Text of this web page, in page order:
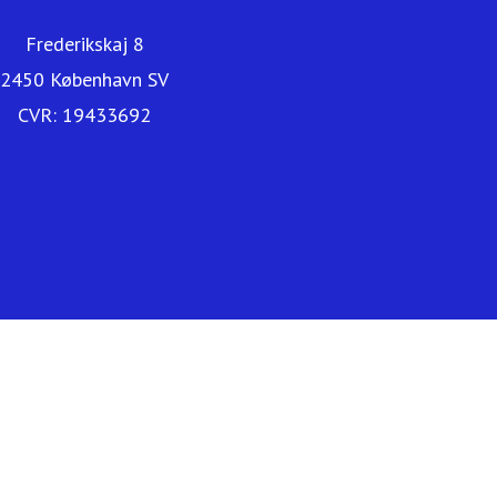
Frederikskaj 8
2450 København SV
CVR: 19433692